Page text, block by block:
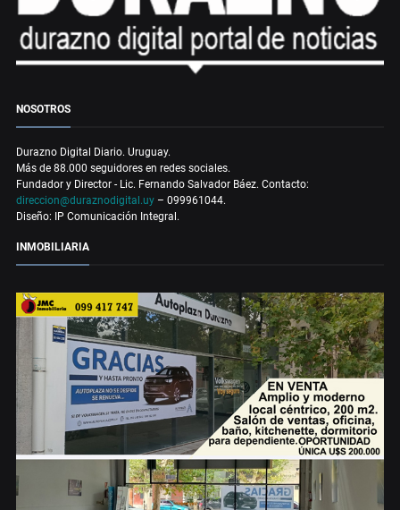
NOSOTROS
Durazno Digital Diario. Uruguay.
Más de 88.000 seguidores en redes sociales.
Fundador y Director - Lic. Fernando Salvador Báez. Contacto:
direccion@duraznodigital.uy – 099961044.
Diseño: IP Comunicación Integral.
INMOBILIARIA